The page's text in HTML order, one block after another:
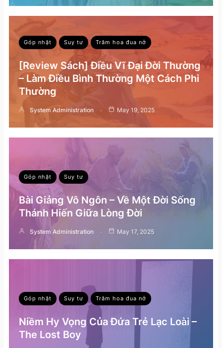
Góp nhặt Suy tư Trăm hoa đua nở
[Review Sách] Điều Vĩ Đại Đời Thường
– Làm Điều Bình Thường Một Cách Phi
Thường
System Administration May 19, 2025
Góp nhặt Suy tư
Bài Giảng Vô Ngôn – Về Một Đời Sống
Thánh Hiến Giữa Lòng Đời
System Administration May 17, 2025
Góp nhặt Suy tư Trăm hoa đua nở
Niềm Hy Vọng Của Đứa Trẻ Lạc Loài –
The Lost Boy